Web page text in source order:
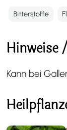
Bitterstoffe
Hinweise
Kann bei